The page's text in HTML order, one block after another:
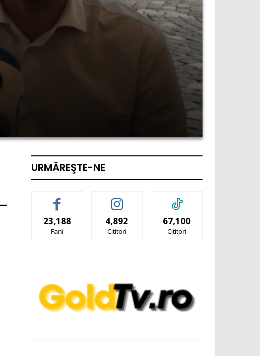
URMĂREŞTE-NE
23,188
Fani
4,892
Cititori
67,100
Cititori